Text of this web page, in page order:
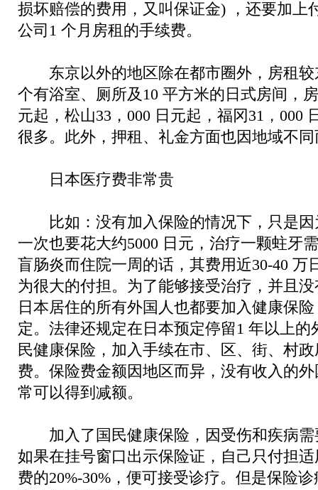
损坏赔偿的费用，又叫保证金) ，还要加上
公司1 个月房租的手续费。
东京以外的地区除在都市圈外，房租较
个有浴室、厕所及10 平方米的日式房间，
元起，松山33，000 日元起，福冈31，000
很多。此外，押租、礼金方面也因地域不
日本医疗费非常贵
比如：没有加入保险的情况下，只是因
一次也要花大约5000 日元，治疗一颗蛀牙
盲肠炎而住院一周的话，其费用近30-40 万
为很大的付担。为了能够接受治疗，并且
日本居住的所有外国人也都要加入健康保
定。法律还规定在日本预定停留1 年以上的
民健康保险，加入手续在市、区、街、村
费。保险费金额因地区而异，没有收入的
常可以得到减额。
加入了国民健康保险，因受伤和疾病需
如果在挂号窗口出示保险证，自己只付担
费的20%-30%，便可接受诊疗。但是保险